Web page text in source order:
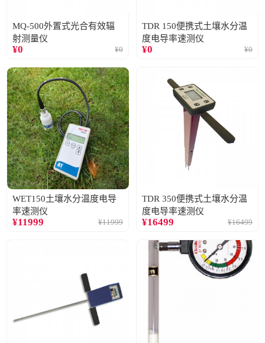
MQ-500外置式光合有效辐
射测量仪
¥0 ¥0
TDR 150便携式土壤水分温
度电导率速测仪
¥0 ¥0
WET150土壤水分温度电导
率速测仪
¥11999 ¥11999
TDR 350便携式土壤水分温
度电导率速测仪
¥16499 ¥16499